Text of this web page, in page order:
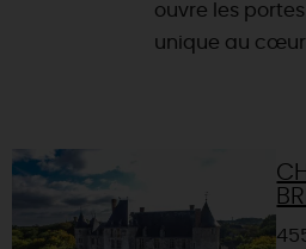
ouvre les
unique au cœur